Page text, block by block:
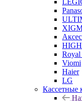
Royal
Viomi
Haier
LG
Кассетные